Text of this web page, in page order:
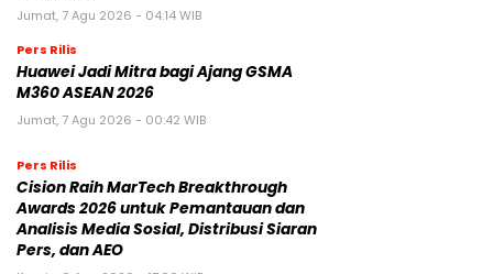
Jumat, 7 Agu 2026 - 04:14 WIB
Pers Rilis
Huawei Jadi Mitra bagi Ajang GSMA
M360 ASEAN 2026
Jumat, 7 Agu 2026 - 00:42 WIB
Pers Rilis
Cision Raih MarTech Breakthrough
Awards 2026 untuk Pemantauan dan
Analisis Media Sosial, Distribusi Siaran
Pers, dan AEO